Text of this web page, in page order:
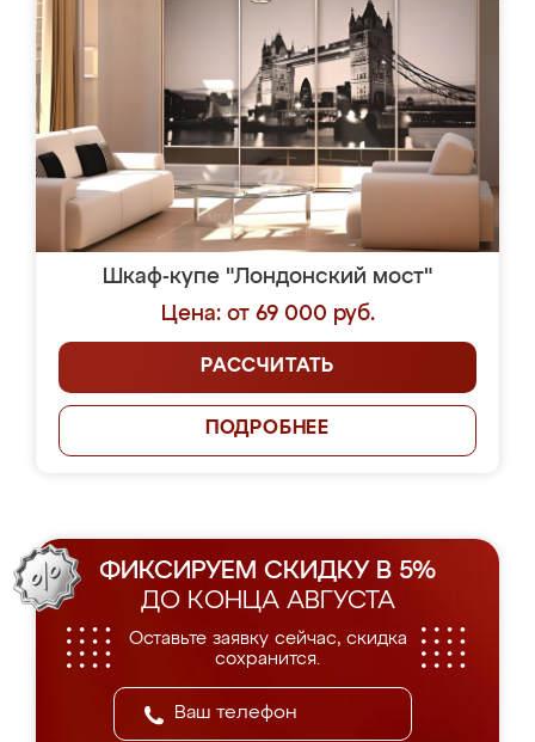
Шкаф-купе "Лондонский мост"
Цена: от 69 000 руб.
РАССЧИТАТЬ
ПОДРОБНЕЕ
ФИКСИРУЕМ СКИДКУ В 5%
ДО КОНЦА АВГУСТА
Оставьте заявку сейчас, скидка
сохранится.